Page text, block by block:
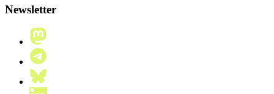
Newsletter